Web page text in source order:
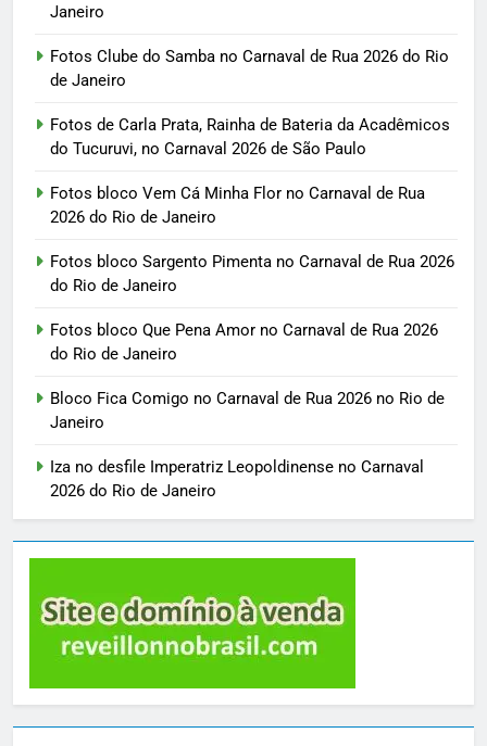
Janeiro
Fotos Clube do Samba no Carnaval de Rua 2026 do Rio
de Janeiro
Fotos de Carla Prata, Rainha de Bateria da Acadêmicos
do Tucuruvi, no Carnaval 2026 de São Paulo
Fotos bloco Vem Cá Minha Flor no Carnaval de Rua
2026 do Rio de Janeiro
Fotos bloco Sargento Pimenta no Carnaval de Rua 2026
do Rio de Janeiro
Fotos bloco Que Pena Amor no Carnaval de Rua 2026
do Rio de Janeiro
Bloco Fica Comigo no Carnaval de Rua 2026 no Rio de
Janeiro
Iza no desfile Imperatriz Leopoldinense no Carnaval
2026 do Rio de Janeiro